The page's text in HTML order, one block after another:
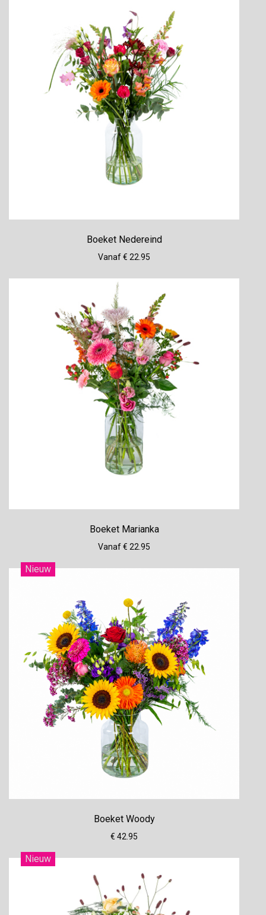
Boeket Nedereind
Vanaf € 22.95
Boeket Marianka
Vanaf € 22.95
Nieuw
Boeket Woody
€ 42.95
Nieuw